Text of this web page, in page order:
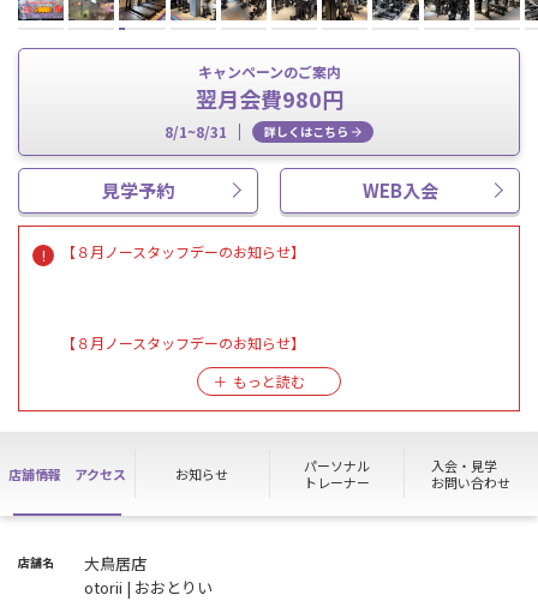
キャンペーンのご案内
翌月会費980円
8/1~8/31 詳しくはこちら
見学予約 WEB入会
【８月ノースタッフデーのお知らせ】
【８月ノースタッフデーのお知らせ】
上記日程は終日ノースタッフデー（受付不在日）となります
各種お手続きがお受け出来かねますのでご了承ください。
ご利用の皆様へは大変ご不便・ご迷惑をお掛けいたしますが、
予めご了承いただきますようお願い申し上げます。
店舗情報 アクセス お知らせ
パーソナル
トレーナー
入会・見学
お問い合わせ
店舗名
大鳥居店
otorii | おおとりい